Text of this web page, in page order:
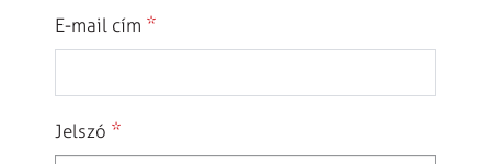
E-mail cím *
Jelszó *